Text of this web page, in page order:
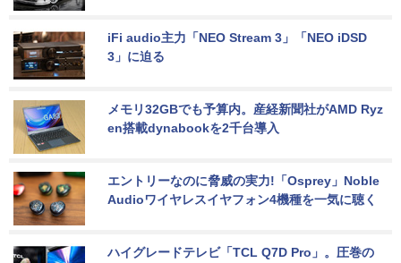
iFi audio主力「NEO Stream 3」「NEO iDSD
3」に迫る
メモリ32GBでも予算内。産経新聞社がAMD Ryz
en搭載dynabookを2千台導入
エントリーなのに脅威の実力!「Osprey」Noble
Audioワイヤレスイヤフォン4機種を一気に聴く
ハイグレードテレビ「TCL Q7D Pro」。圧巻の